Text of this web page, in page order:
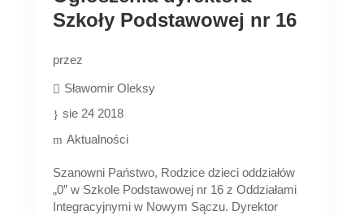
Szkoły Podstawowej nr 16
przez
Sławomir Oleksy
sie 24 2018
Aktualności
Szanowni Państwo, Rodzice dzieci oddziałów
„0” w Szkole Podstawowej nr 16 z Oddziałami
Integracyjnymi w Nowym Sączu. Dyrektor